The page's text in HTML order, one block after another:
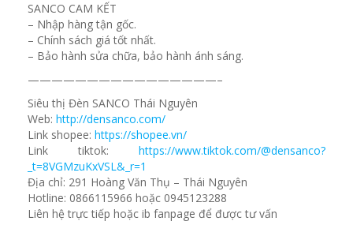
SANCO CAM KẾT
– Nhập hàng tận gốc.
– Chính sách giá tốt nhất.
– Bảo hành sửa chữa, bảo hành ánh sáng.
————————————————–
Siêu thị Đèn SANCO Thái Nguyên
Web: http://densanco.com/
Link shopee: https://shopee.vn/
Link tiktok: https://www.tiktok.com/@densanco?
_t=8VGMzuKxVSL&_r=1
Địa chỉ: 291 Hoàng Văn Thụ – Thái Nguyên
Hotline: 0866115966 hoặc 0945123288
Liên hệ trực tiếp hoặc ib fanpage để được tư vấn